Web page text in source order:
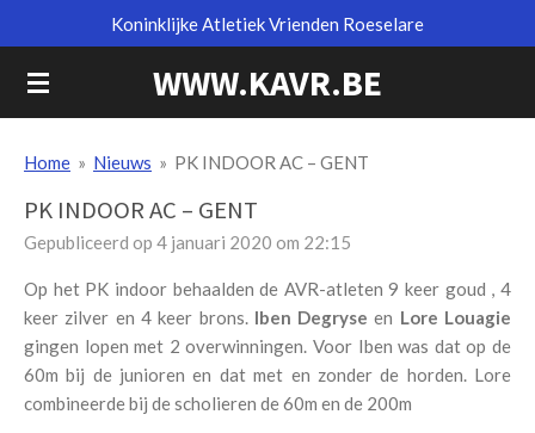
direct
naar
WWW.KAVR.BE
Koninklijke Atletiek Vrienden Roeselare
Home » Nieuws » PK INDOOR AC – GENT
PK INDOOR AC – GENT
Gepubliceerd op 4 januari 2020 om 22:15
Op het PK indoor behaalden de AVR-atleten 9 keer goud , 4
keer zilver en 4 keer brons. Iben Degryse en Lore Louagie
gingen lopen met 2 overwinningen. Voor Iben was dat op de
60m bij de junioren en dat met en zonder de horden. Lore
combineerde bij de scholieren de 60m en de 200m